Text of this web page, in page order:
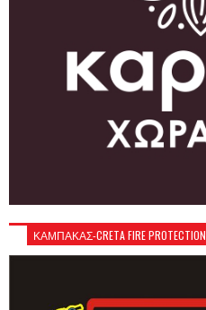
ΚΑΜΠΑΚΑΣ-CRETA FIRE PROTECTION